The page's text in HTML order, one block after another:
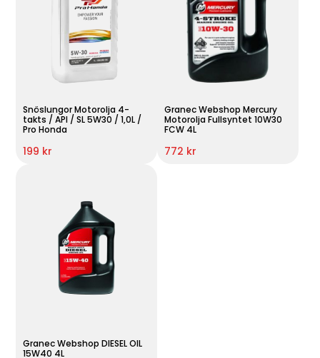
Snöslungor Motorolja 4-
takts / API / SL 5W30 / 1,0L /
Pro Honda
199 kr
Granec Webshop Mercury
Motorolja Fullsyntet 10W30
FCW 4L
772 kr
Granec Webshop DIESEL OIL
15W40 4L